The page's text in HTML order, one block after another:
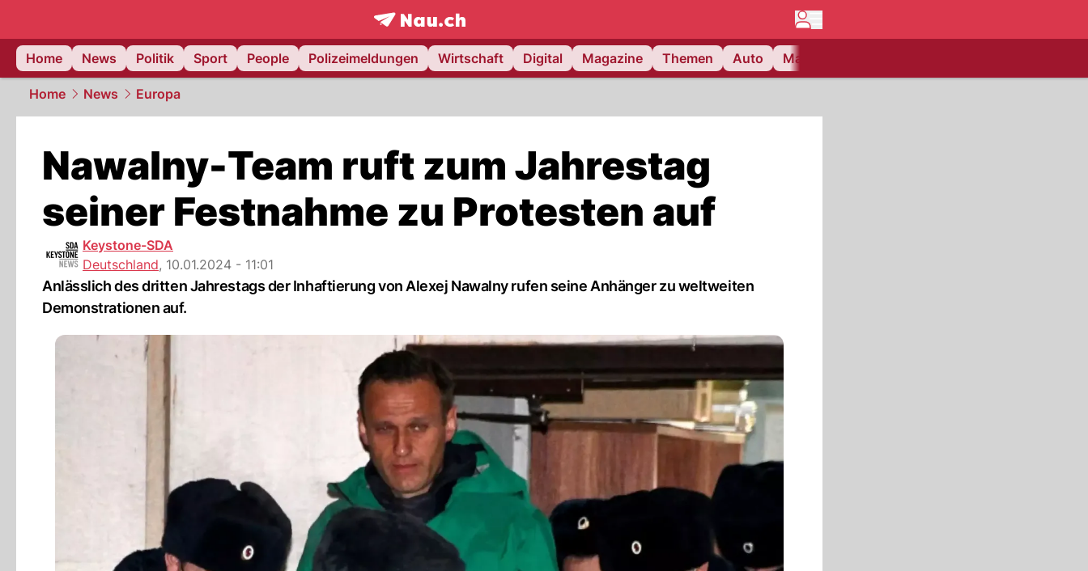
frontpage.NAU.ch
Home
News Politik Sport People Polizeimeldungen Wirtschaft Digital Magazine Themen Auto Matchcenter
Home News Europa
Nawalny-Team ruft zum Jahrestag
seiner Festnahme zu Protesten auf
Keystone-SDA
Deutschland, 10.01.2024 - 11:01
Anlässlich des dritten Jahrestags der Inhaftierung von Alexej Nawalny rufen seine Anhänger zu weltweiten
Demonstrationen auf.